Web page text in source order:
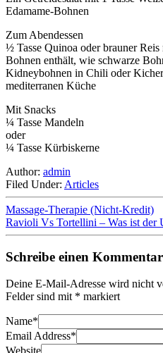
Edamame-Bohnen
Zum Abendessen
½ Tasse Quinoa oder brauner
Bohnen enthält, wie schwarze
Kidneybohnen in Chili oder
mediterranen Küche
Mit Snacks
¼ Tasse Mandeln
oder
¼ Tasse Kürbiskerne
Author: admin
Filed Under: Articles
Massage-Therapie (Nicht-Kredit)
Ravioli Vs Tortellini – Was ist der
Schreibe einen Kommentar
Deine E-Mail-Adresse wird nicht
Felder sind mit * markiert
Name*
Email Address*